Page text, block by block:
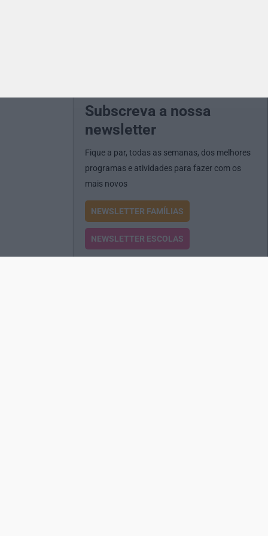
Subscreva a nossa
newsletter
Fique a par, todas as semanas, dos melhores
programas e atividades para fazer com os
mais novos
NEWSLETTER FAMÍLIAS
NEWSLETTER ESCOLAS